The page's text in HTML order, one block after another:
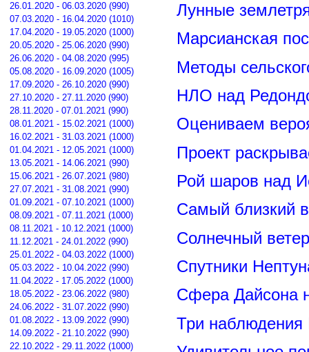
26.01.2020 - 06.03.2020 (990)
07.03.2020 - 16.04.2020 (1010)
17.04.2020 - 19.05.2020 (1000)
20.05.2020 - 25.06.2020 (990)
26.06.2020 - 04.08.2020 (995)
05.08.2020 - 16.09.2020 (1005)
17.09.2020 - 26.10.2020 (990)
27.10.2020 - 27.11.2020 (990)
28.11.2020 - 07.01.2021 (990)
08.01.2021 - 15.02.2021 (1000)
16.02.2021 - 31.03.2021 (1000)
01.04.2021 - 12.05.2021 (1000)
13.05.2021 - 14.06.2021 (990)
15.06.2021 - 26.07.2021 (980)
27.07.2021 - 31.08.2021 (990)
01.09.2021 - 07.10.2021 (1000)
08.09.2021 - 07.11.2021 (1000)
08.11.2021 - 10.12.2021 (1000)
11.12.2021 - 24.01.2022 (990)
25.01.2022 - 04.03.2022 (1000)
05.03.2022 - 10.04.2022 (990)
11.04.2022 - 17.05.2022 (1000)
18.05.2022 - 23.06.2022 (980)
24.06.2022 - 31.07.2022 (990)
01.08.2022 - 13.09.2022 (990)
14.09.2022 - 21.10.2022 (990)
22.10.2022 - 29.11.2022 (1000)
Лунные
Марсианская
Методы
НЛО над
Оцениваем
Проект
Рой шаров над
Самый близкий
Солнечный
Спутники
Сфера Дайсона
Три